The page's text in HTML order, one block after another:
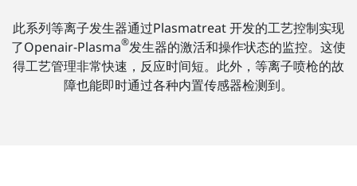
此系列等离子发生器通过Plasmatreat 开发的工艺控制实现
了Openair-Plasma®发生器的激活和操作状态的监控。这使
得工艺管理非常快速，反应时间短。此外，等离子喷枪的故
障也能即时通过各种内置传感器检测到。